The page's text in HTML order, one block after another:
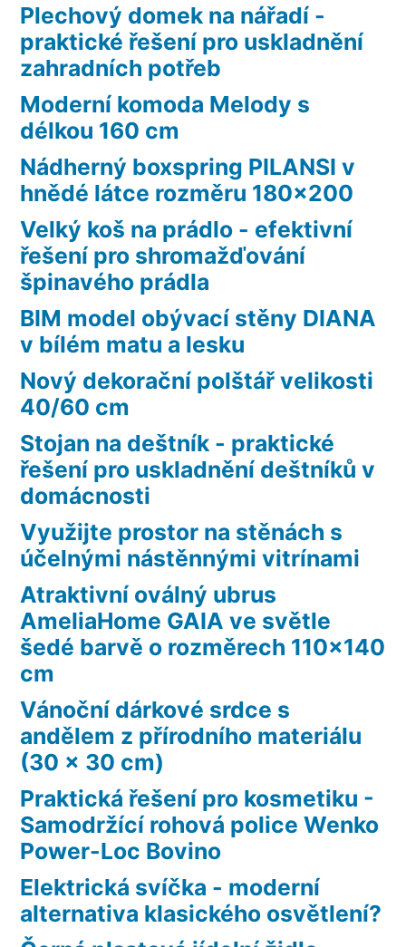
Plechový domek na nářadí -
praktické řešení pro uskladnění
zahradních potřeb
Moderní komoda Melody s
délkou 160 cm
Nádherný boxspring PILANSI v
hnědé látce rozměru 180×200
Velký koš na prádlo - efektivní
řešení pro shromažďování
špinavého prádla
BIM model obývací stěny DIANA
v bílém matu a lesku
Nový dekorační polštář velikosti
40/60 cm
Stojan na deštník - praktické
řešení pro uskladnění deštníků v
domácnosti
Využijte prostor na stěnách s
účelnými nástěnnými vitrínami
Atraktivní oválný ubrus
AmeliaHome GAIA ve světle
šedé barvě o rozměrech 110×140
cm
Vánoční dárkové srdce s
andělem z přírodního materiálu
(30 x 30 cm)
Praktická řešení pro kosmetiku -
Samodržící rohová police Wenko
Power-Loc Bovino
Elektrická svíčka - moderní
alternativa klasického osvětlení?